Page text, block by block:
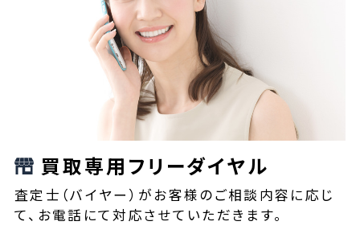
買取専用フリーダイヤル
査定士（バイヤー）がお客様のご相談内容に応じ
て、お電話にて対応させていただきます。